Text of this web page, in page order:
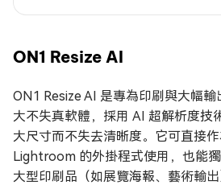
ON1 Resize AI
ON1 Resize AI 是專為印刷與大幅
大不失真軟體，採用 AI 超解析度技
大尺寸而不失去清晰度。它可直接
Lightroom 的外掛程式使用，也能
大型印刷品（如展覽海報、藝術輸